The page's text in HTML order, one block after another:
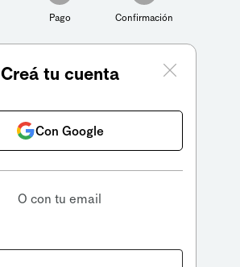
Pago Confirmación
Creá tu cuenta
Con Google
O con tu email